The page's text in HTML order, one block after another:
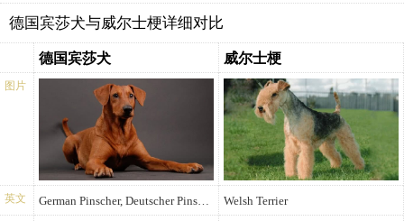
德国宾莎犬与威尔士梗详细对比
德国宾莎犬 威尔士梗
图片
英文 German Pinscher, Deutscher Pinscher Welsh Terrier